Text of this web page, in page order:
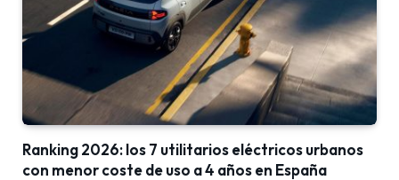
Ranking 2026: los 7 utilitarios eléctricos urbanos
con menor coste de uso a 4 años en España